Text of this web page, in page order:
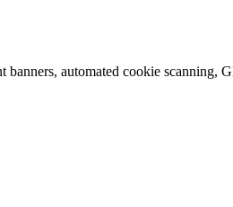
banners, automated cookie